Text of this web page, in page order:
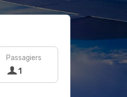
Passagiers
1